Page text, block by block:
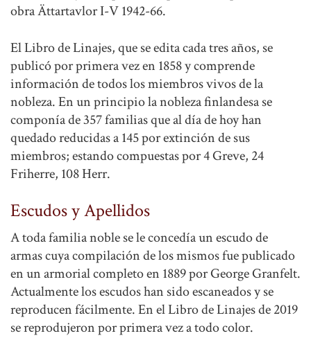
obra Ättartavlor I-V 1942-66.
El Libro de Linajes, que se edita cada tres años, se
publicó por primera vez en 1858 y comprende
información de todos los miembros vivos de la
nobleza. En un principio la nobleza finlandesa se
componía de 357 familias que al día de hoy han
quedado reducidas a 145 por extinción de sus
miembros; estando compuestas por 4 Greve, 24
Friherre, 108 Herr.
Escudos y Apellidos
A toda familia noble se le concedía un escudo de
armas cuya compilación de los mismos fue publicado
en un armorial completo en 1889 por George Granfelt.
Actualmente los escudos han sido escaneados y se
reproducen fácilmente. En el Libro de Linajes de 2019
se reprodujeron por primera vez a todo color.